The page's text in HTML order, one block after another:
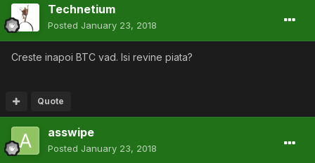
Technetium
Posted January 23, 2018
Creste inapoi BTC vad. Isi revine piata?
Quote
asswipe
Posted January 23, 2018